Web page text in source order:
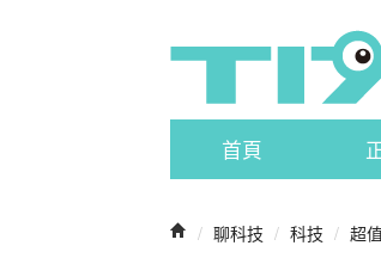
首頁
/ 聊科技 / 科技 / 超